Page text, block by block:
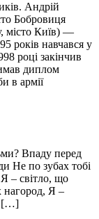
Андрій
Бобровиця
місто Київ) —
років навчався у
році закінчив
диплом
в армії
Впаду перед
Не по зубах тобі
– світло, що
нагород, Я –
[…]